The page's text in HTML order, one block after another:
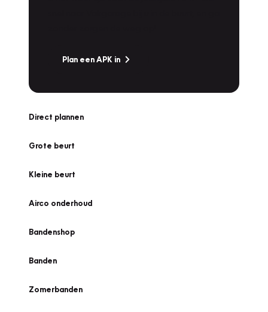
Plan een APK in
Direct plannen
Grote beurt
Kleine beurt
Airco onderhoud
Bandenshop
Banden
Zomerbanden